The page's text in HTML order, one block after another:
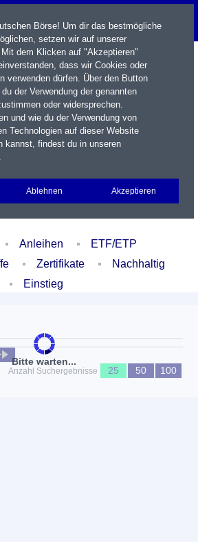
Watchlist Portfolio Login
Anleihen
ETF/ETP
Zertifikate
Nachhaltig
Einstieg
Bitte warten...
Anzahl Suchergebnisse
25 50 100
Börse! Um dir das bestmögliche
setzen wir auf unserer
dem Klicken auf "Akzeptieren"
dass wir Cookies oder
verwenden dürfen. Über den Button
der Verwendung der genannten
oder widersprechen.
und wie du der Verwendung von
Technologien auf dieser Website
kannst, findest du in unseren
.
Ablehnen Akzeptieren